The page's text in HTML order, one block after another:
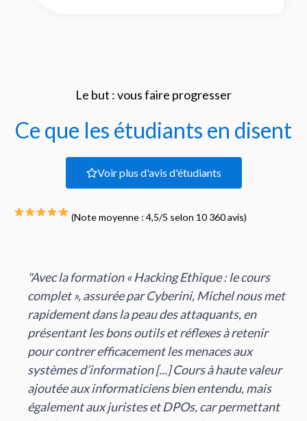
Le but : vous faire progresser
Ce que les étudiants en disent
Voir plus d'avis d'étudiants
(Note moyenne : 4,5/5 selon 10 360 avis)
"Au delà du certificat qui prouve que j'ai suivi
cette formation, Je m'engage à mettre en
pratique les astuces et conseils de cette
formation en ligne pour aider et conseiller mes
clients dans la sécurité informatique et de
mettre en place une éducation et sensibilisation
aux sécurités des réseaux informatique."